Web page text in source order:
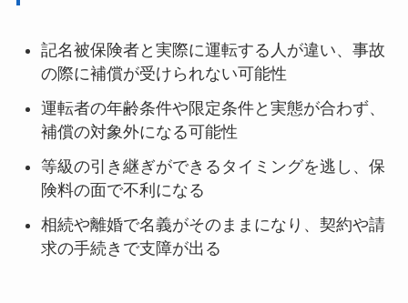
記名被保険者と実際に運転する人が違い、事故
の際に補償が受けられない可能性
運転者の年齢条件や限定条件と実態が合わず、
補償の対象外になる可能性
等級の引き継ぎができるタイミングを逃し、保
険料の面で不利になる
相続や離婚で名義がそのままになり、契約や請
求の手続きで支障が出る